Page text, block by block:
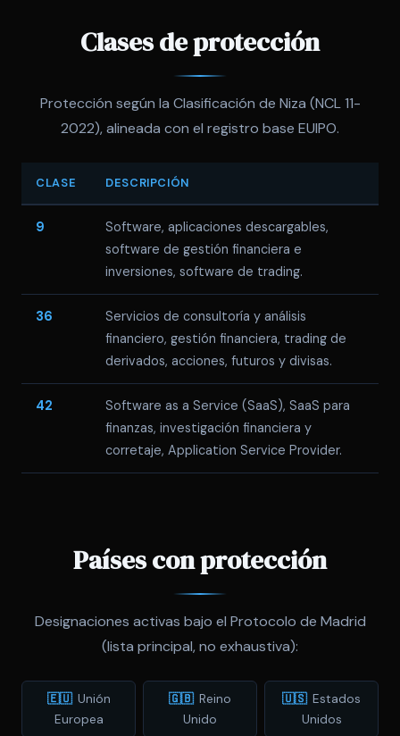
Clases de protección
Protección según la Clasificación de Niza (NCL 11-
2022), alineada con el registro base EUIPO.
CLASE DESCRIPCIÓN
9
Software, aplicaciones descargables,
software de gestión financiera e
inversiones, software de trading.
36
Servicios de consultoría y análisis
financiero, gestión financiera, trading de
derivados, acciones, futuros y divisas.
42
Software as a Service (SaaS), SaaS para
finanzas, investigación financiera y
corretaje, Application Service Provider.
Países con protección
Designaciones activas bajo el Protocolo de Madrid
(lista principal, no exhaustiva):
🇪🇺 Unión
Europea
🇬🇧 Reino
Unido
🇺🇸 Estados
Unidos